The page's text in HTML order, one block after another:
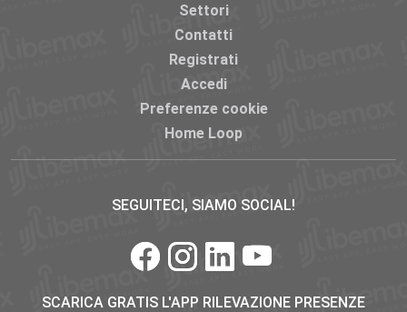
Settori
Contatti
Registrati
Accedi
Preferenze cookie
Home Loop
SEGUITECI, SIAMO SOCIAL!
SCARICA GRATIS L'APP RILEVAZIONE PRESENZE